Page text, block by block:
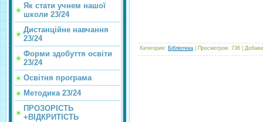
Як стати учнем нашої
школи 23/24
Дистанційне навчання
23/24
Форми здобуття освіти
23/24
Освітня програма
Методика 23/24
ПРОЗОРІСТЬ
+ВІДКРИТІСТЬ
Категория: Бібліотека Просмотров: 736